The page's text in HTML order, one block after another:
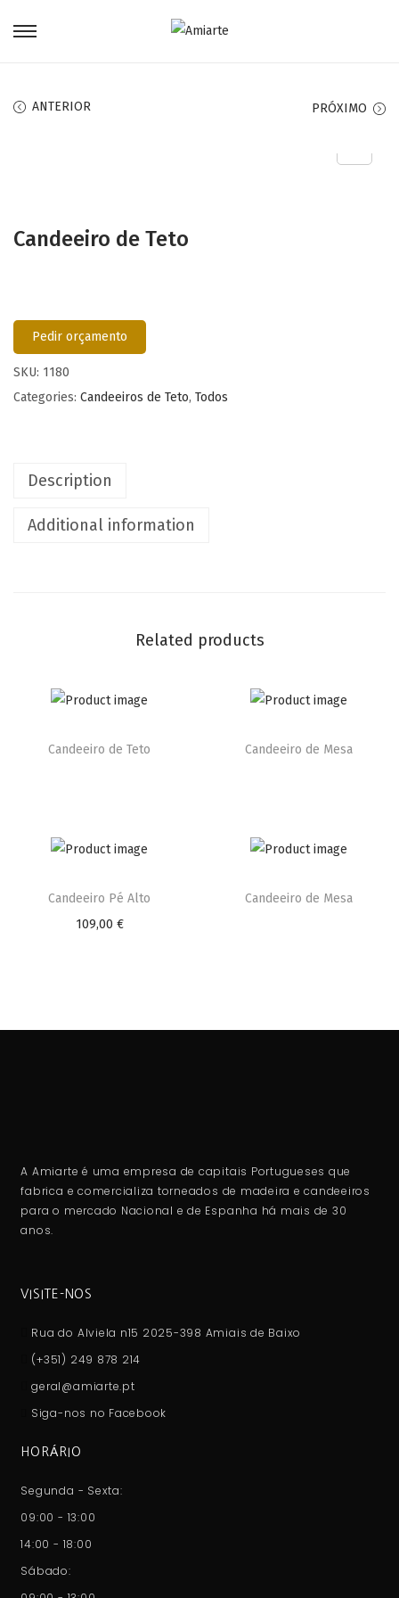
ANTERIOR PRÓXIMO
Candeeiro de Teto
Pedir orçamento
SKU: 1180
Categories: Candeeiros de Teto, Todos
Description
Additional information
Related products
Candeeiro de Teto Candeeiro de Mesa
Candeeiro Pé Alto
109,00 €
Candeeiro de Mesa
A Amiarte é uma empresa de capitais Portugueses que
fabrica e comercializa torneados de madeira e candeeiros
para o mercado Nacional e de Espanha há mais de 30
anos.
VISITE-NOS
Rua do Alviela n15 2025-398 Amiais de Baixo
(+351) 249 878 214
geral@amiarte.pt
Siga-nos no Facebook
HORÁRIO
Segunda - Sexta:
09:00 - 13:00
14:00 - 18:00
Sábado: